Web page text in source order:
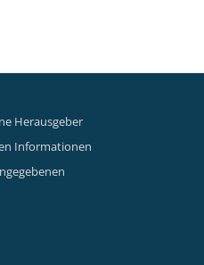
Herausgeber
Informationen